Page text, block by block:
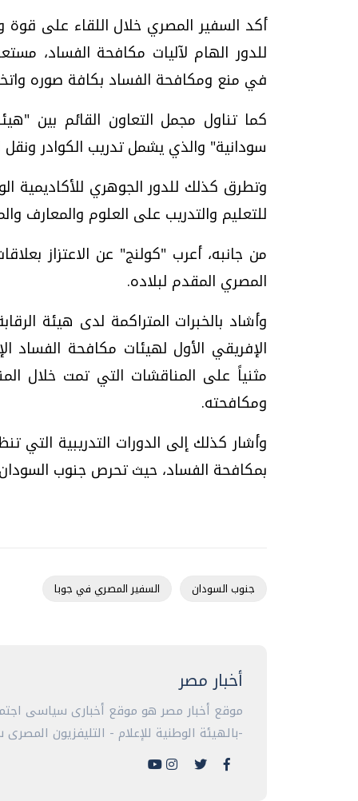
أكد السفير المصري خلال اللقاء على قوة
للدور الهام لآليات مكافحة الفساد،
في منع ومكافحة الفساد بكافة صوره واتخاذ
كما تناول مجمل التعاون القائم بين
سودانية" والذي يشمل تدريب الكوادر ونقل
وتطرق كذلك للدور الجوهري للأكاديمية
للتعليم والتدريب على العلوم والمعارف
من جانبه، أعرب "كولنج" عن الاعتزاز
المصري المقدم لبلاده.
وأشاد بالخبرات المتراكمة لدى هيئة
مثنياً على المناقشات التي تمت خلال
ومكافحته.
وأشار كذلك إلى الدورات التدريبية التي
بمكافحة الفساد، حيث تحرص جنوب
جنوب السودان السفير المصري في جوبا
أخبار مصر
موقع أخبار مصر هو موقع أخبارى سياسى
-بالهيئة الوطنية للإعلام - التليفزيون المصرى